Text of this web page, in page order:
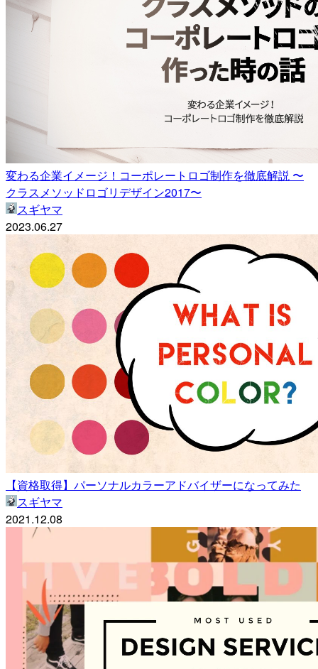
変わる企業イメージ！コーポレートロゴ制作を徹底解説 〜
クラスメソッドロゴリデザイン2017〜
スギヤマ
2023.06.27
【資格取得】パーソナルカラーアドバイザーになってみた
スギヤマ
2021.12.08